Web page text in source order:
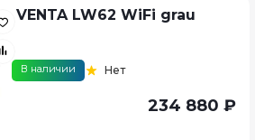
VENTA LW62 WiFi grau
В наличии Нет
234 880 ₽